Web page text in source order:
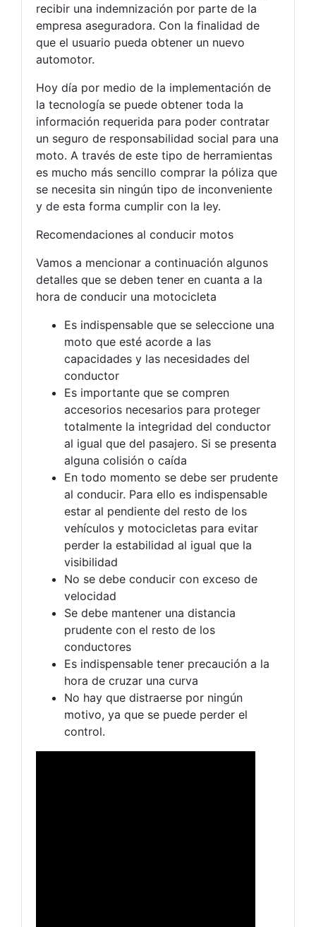
recibir una indemnización por parte de la
empresa aseguradora. Con la finalidad de
que el usuario pueda obtener un nuevo
automotor.
Hoy día por medio de la implementación de
la tecnología se puede obtener toda la
información requerida para poder contratar
un seguro de responsabilidad social para una
moto. A través de este tipo de herramientas
es mucho más sencillo comprar la póliza que
se necesita sin ningún tipo de inconveniente
y de esta forma cumplir con la ley.
Recomendaciones al conducir motos
Vamos a mencionar a continuación algunos
detalles que se deben tener en cuanta a la
hora de conducir una motocicleta
Es indispensable que se seleccione una
moto que esté acorde a las
capacidades y las necesidades del
conductor
Es importante que se compren
accesorios necesarios para proteger
totalmente la integridad del conductor
al igual que del pasajero. Si se presenta
alguna colisión o caída
En todo momento se debe ser prudente
al conducir. Para ello es indispensable
estar al pendiente del resto de los
vehículos y motocicletas para evitar
perder la estabilidad al igual que la
visibilidad
No se debe conducir con exceso de
velocidad
Se debe mantener una distancia
prudente con el resto de los
conductores
Es indispensable tener precaución a la
hora de cruzar una curva
No hay que distraerse por ningún
motivo, ya que se puede perder el
control.